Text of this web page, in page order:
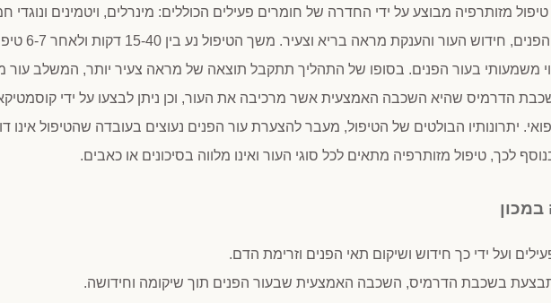
מזותרפיה מבוצע על ידי החדרה של חומרים פעילים הכוללים: מינרלים, ויטמינים ונוגדי
אשר מביאים למתיחת עור הפנים, חידוש העור והענקת מראה
משמעותי בעור הפנים. בסופו של התהליך תתקבל תוצאה של מראה צעיר יותר, המשלב עור
הדרמיס שהיא השכבה האמצעית אשר מרכיבה את העור, וכן ניתן לבצעו על ידי
יתרונותיו הבולטים של הטיפול, מעבר להצערת עור הפנים נעוצים בעובדה שהטיפול אינו
לכך, טיפול מזותרפיה מתאים לכל סוגי העור ואינו מלווה בסיכונים או כאבים.
במכון
ועל ידי כך חידוש ושיקום תאי הפנים וזרימת הדם.
בשכבת הדרמיס, השכבה האמצעית שבעור הפנים תוך שיקומה וחידושה.